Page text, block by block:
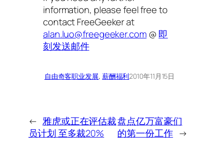
information, please feel free to
contact FreeGeeker at
alan.luo@freegeeker.com@即
刻发送邮件
自由奇客职业发展, 薪酬福利2010年11月15日
← 雅虎或正在评估裁
员计划 至多裁20%
盘点亿万富豪们
的第一份工作 →